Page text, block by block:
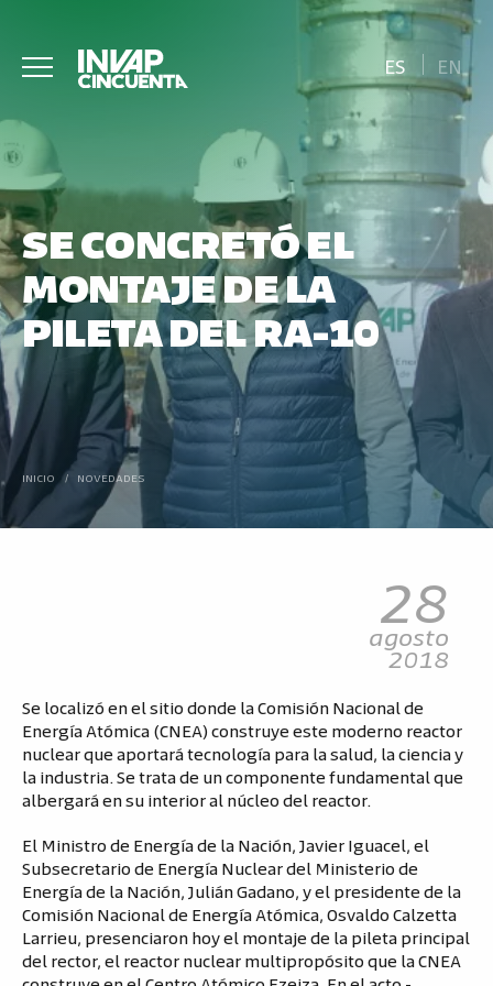
ES EN
SE CONCRETÓ EL
MONTAJE DE LA
PILETA DEL RA-10
INICIO / NOVEDADES
28
agosto
2018
Se localizó en el sitio donde la Comisión Nacional de
Energía Atómica (CNEA) construye este moderno reactor
nuclear que aportará tecnología para la salud, la ciencia y
la industria. Se trata de un componente fundamental que
albergará en su interior al núcleo del reactor.
El Ministro de Energía de la Nación, Javier Iguacel, el
Subsecretario de Energía Nuclear del Ministerio de
Energía de la Nación, Julián Gadano, y el presidente de la
Comisión Nacional de Energía Atómica, Osvaldo Calzetta
Larrieu, presenciaron hoy el montaje de la pileta principal
del rector, el reactor nuclear multipropósito que la CNEA